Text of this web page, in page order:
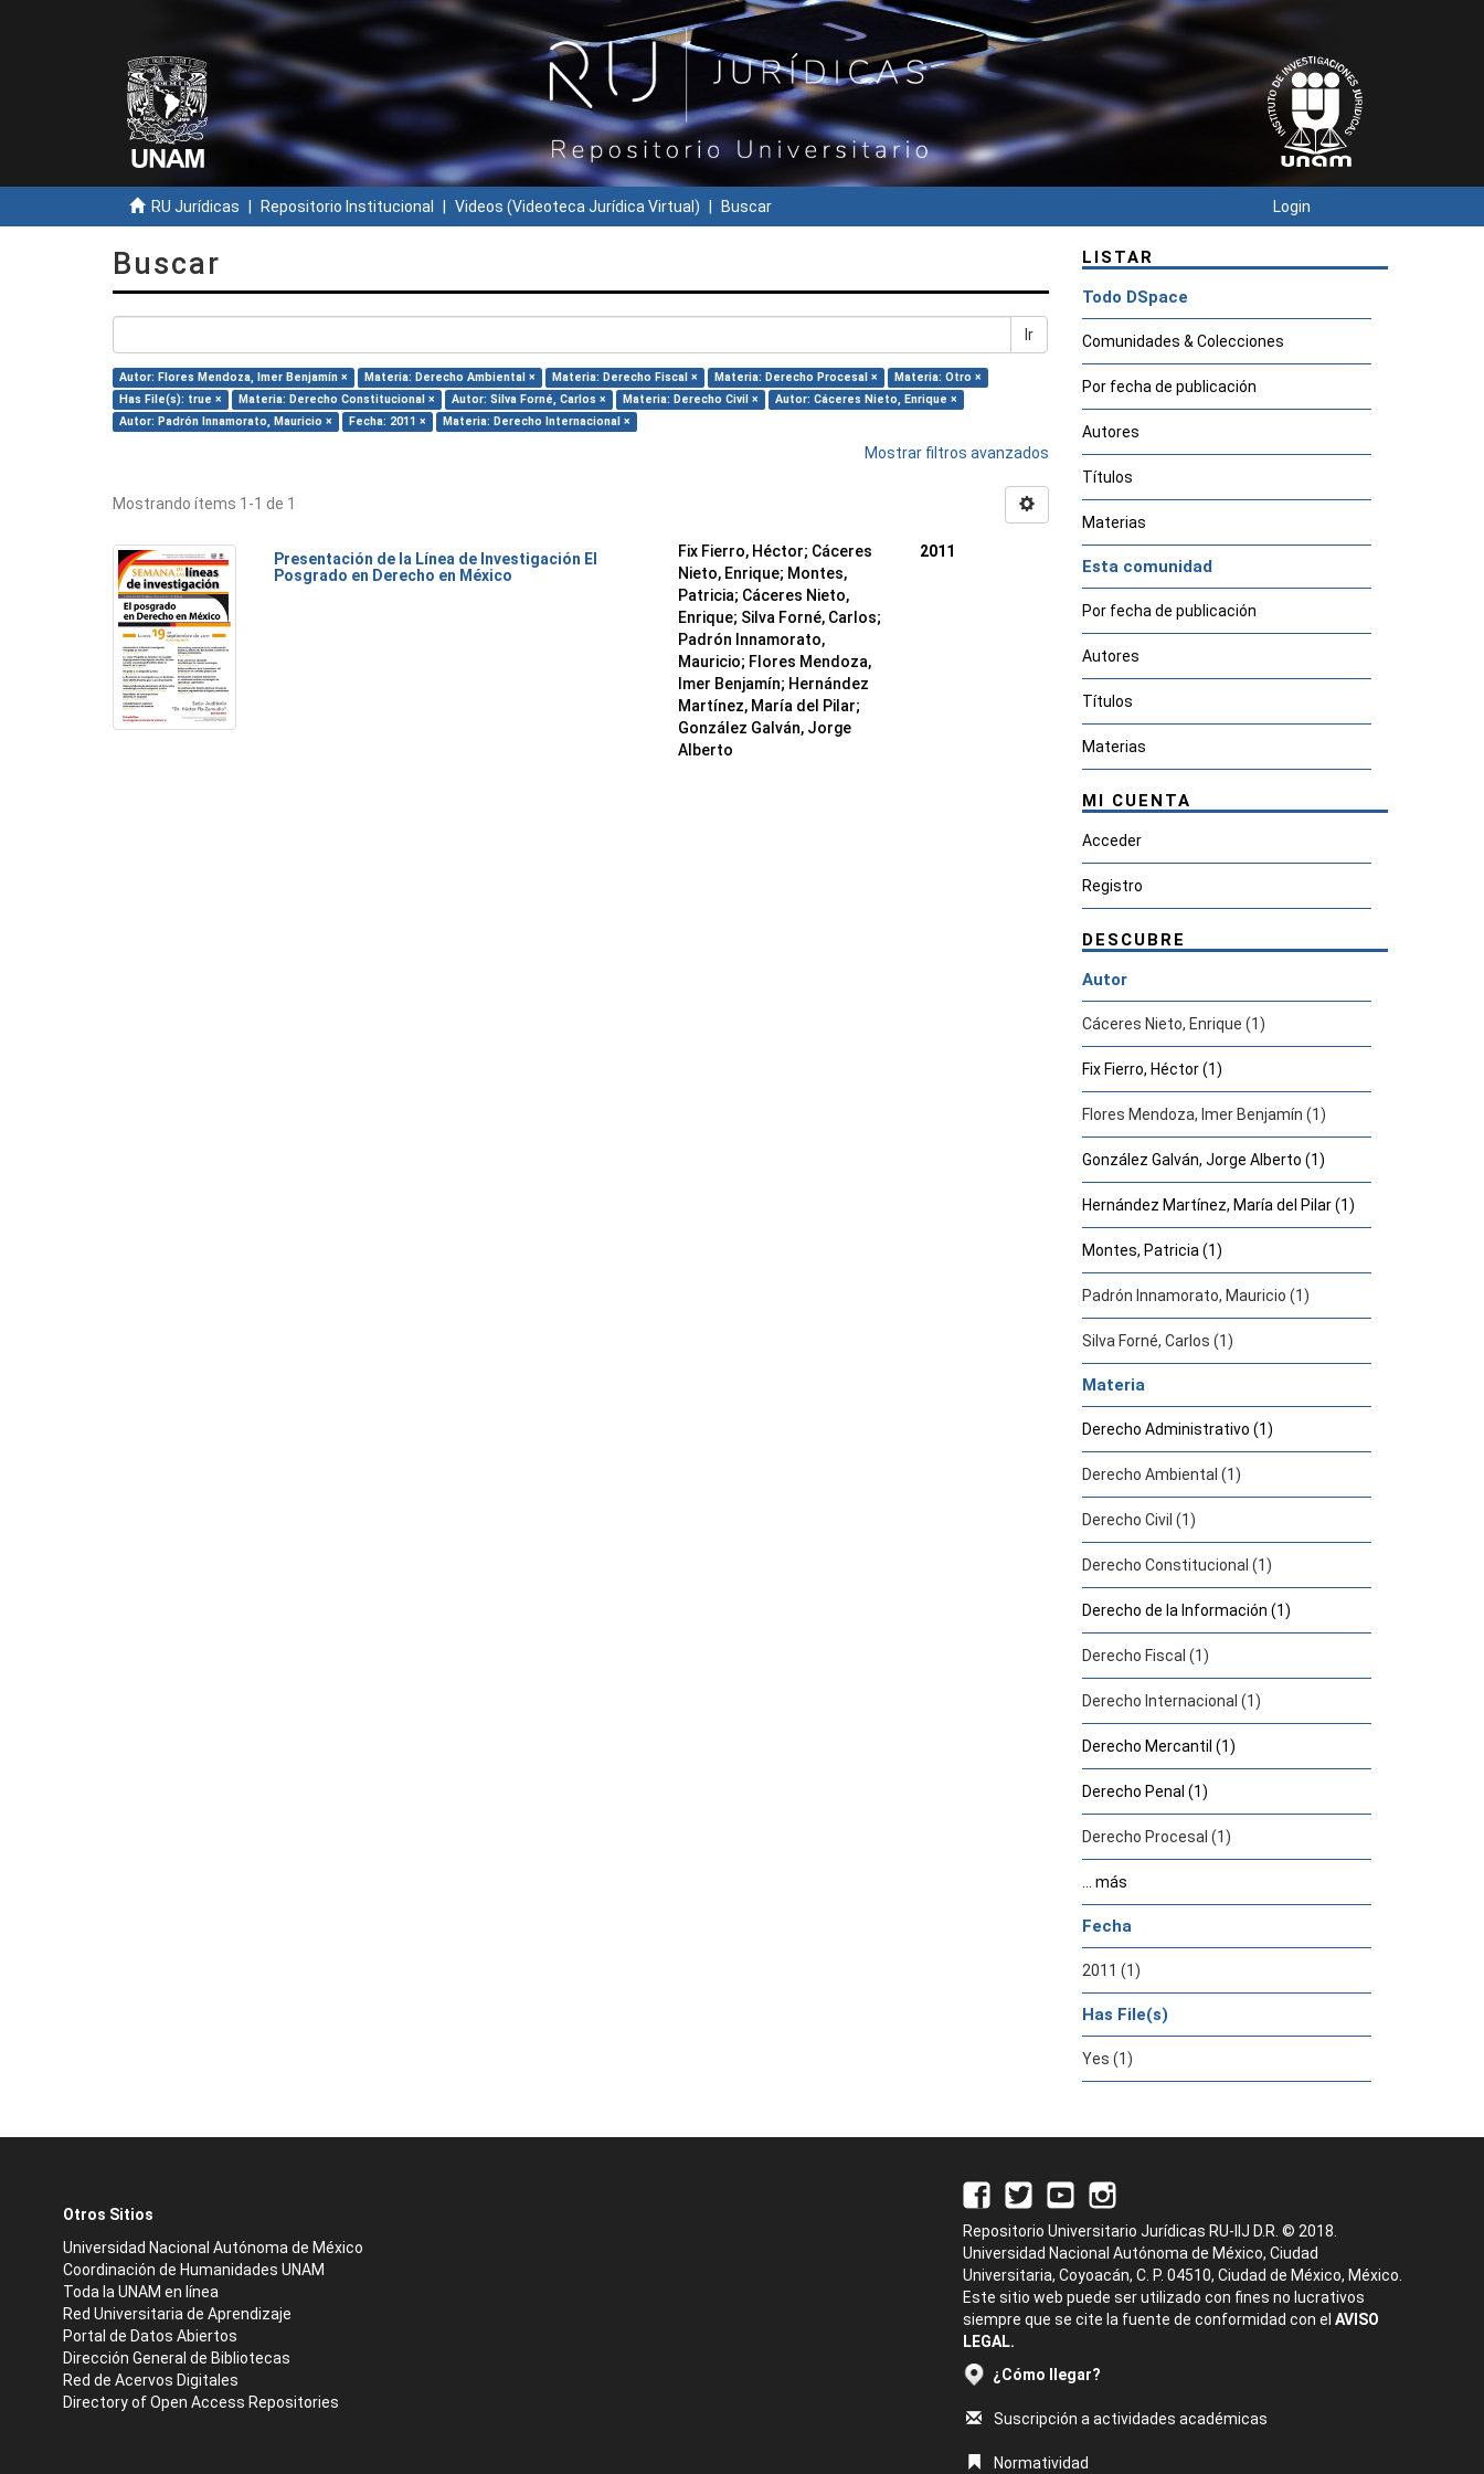
RU Jurídicas Repositorio Institucional Videos (Videoteca Jurídica Virtual) Buscar Login
Buscar
Ir
Autor: Flores Mendoza, Imer Benjamín × Materia: Derecho Ambiental × Materia: Derecho Fiscal × Materia: Derecho Procesal ×
Materia: Otro ×
Has File(s): true ×
Materia: Derecho Constitucional × Autor: Silva Forné, Carlos × Materia: Derecho Civil ×
Autor: Cáceres Nieto, Enrique ×
Autor: Padrón Innamorato, Mauricio ×
Fecha: 2011 × Materia: Derecho Internacional ×
Mostrar filtros avanzados
Mostrando ítems 1-1 de 1
Presentación de la Línea de Investigación El
Posgrado en Derecho en México
Fix Fierro, Héctor; Cáceres
Nieto, Enrique; Montes,
Patricia; Cáceres Nieto,
Enrique; Silva Forné, Carlos;
Padrón Innamorato,
Mauricio; Flores Mendoza,
Imer Benjamín; Hernández
Martínez, María del Pilar;
González Galván, Jorge
Alberto
2011
LISTAR
Todo DSpace
Comunidades & Colecciones
Por fecha de publicación
Autores
Títulos
Materias
Esta comunidad
Por fecha de publicación
Autores
Títulos
Materias
MI CUENTA
Acceder
Registro
DESCUBRE
Autor
Cáceres Nieto, Enrique (1)
Fix Fierro, Héctor (1)
Flores Mendoza, Imer Benjamín (1)
González Galván, Jorge Alberto (1)
Hernández Martínez, María del Pilar (1)
Montes, Patricia (1)
Padrón Innamorato, Mauricio (1)
Silva Forné, Carlos (1)
Materia
Derecho Administrativo (1)
Derecho Ambiental (1)
Derecho Civil (1)
Derecho Constitucional (1)
Derecho de la Información (1)
Derecho Fiscal (1)
Derecho Internacional (1)
Derecho Mercantil (1)
Derecho Penal (1)
Derecho Procesal (1)
... más
Fecha
2011 (1)
Has File(s)
Yes (1)
Otros Sitios
Universidad Nacional Autónoma de México
Coordinación de Humanidades UNAM
Toda la UNAM en línea
Red Universitaria de Aprendizaje
Portal de Datos Abiertos
Dirección General de Bibliotecas
Red de Acervos Digitales
Directory of Open Access Repositories
Repositorio Universitario Jurídicas RU-IIJ D.R. © 2018.
Universidad Nacional Autónoma de México, Ciudad
Universitaria, Coyoacán, C. P. 04510, Ciudad de México, México.
Este sitio web puede ser utilizado con fines no lucrativos
siempre que se cite la fuente de conformidad con el AVISO
LEGAL.
¿Cómo llegar?
Suscripción a actividades académicas
Normatividad